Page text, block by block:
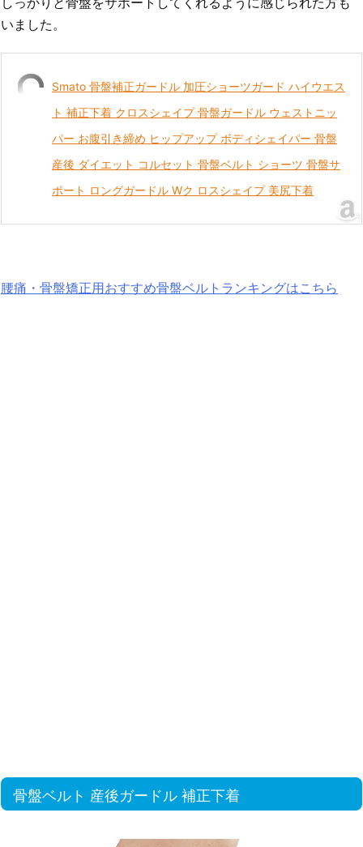
いました。
Smato 骨盤補正ガードル 加圧ショーツガード ハイウエス
ト 補正下着 クロスシェイプ 骨盤ガードル ウェストニッ
パー お腹引き締め ヒップアップ ボディシェイパー 骨盤
産後 ダイエット コルセット 骨盤ベルト ショーツ 骨盤サ
ポート ロングガードル Wク ロスシェイプ 美尻下着
腰痛・骨盤矯正用おすすめ骨盤ベルトランキングはこちら
骨盤ベルト 産後ガードル 補正下着